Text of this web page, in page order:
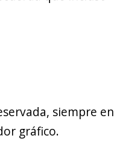
siempre en
gráfico.